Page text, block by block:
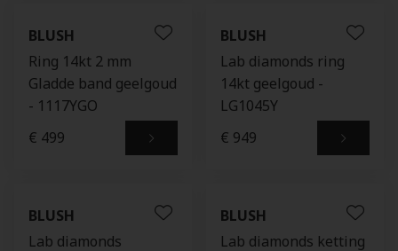
BLUSH
Ring 14kt 2 mm
Gladde band geelgoud
- 1117YGO
€ 499
BLUSH
Lab diamonds ring
14kt geelgoud -
LG1045Y
€ 949
BLUSH
Lab diamonds
BLUSH
Lab diamonds ketting